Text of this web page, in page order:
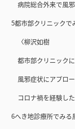
病院総合外来で風邪
5都市部クリニックで
〈柳沢如樹
都市部クリニックに
風邪症状にアプロー
コロナ禍を経験した
6へき地診療所でみる